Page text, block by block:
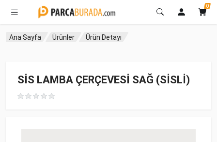
0
Ana Sayfa Ürünler Ürün Detayı
SİS LAMBA ÇERÇEVESİ SAĞ (SİSLİ)